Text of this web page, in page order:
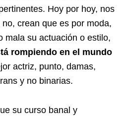
Hoy por hoy, nos
crean que es por moda,
mala su actuación o estilo,
rompiendo en el mundo
actriz, punto, damas,
y no binarias.
su curso banal y